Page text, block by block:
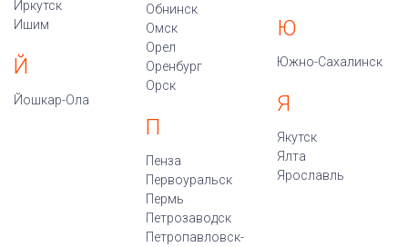
Иркутск
Ишим
Й
Йошкар-Ола
Обнинск
Омск
Орел
Оренбург
Орск
П
Пенза
Первоуральск
Пермь
Петрозаводск
Петропавловск-
Ю
Южно-Сахалинск
Я
Якутск
Ялта
Ярославль